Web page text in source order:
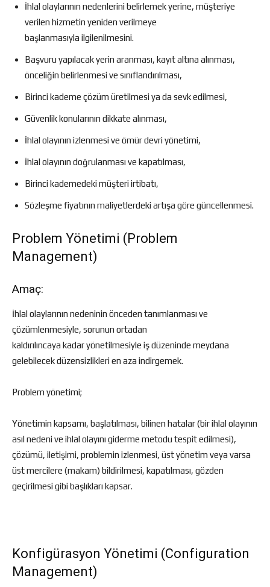
İhlal olaylarının nedenlerini belirlemek yerine, müşteriye
verilen hizmetin yeniden verilmeye
başlanmasıyla ilgilenilmesini.
Başvuru yapılacak yerin aranması, kayıt altına alınması,
önceliğin belirlenmesi ve sınıflandırılması,
Birinci kademe çözüm üretilmesi ya da sevk edilmesi,
Güvenlik konularının dikkate alınması,
İhlal olayının izlenmesi ve ömür devri yönetimi,
İhlal olayının doğrulanması ve kapatılması,
Birinci kademedeki müşteri irtibatı,
Sözleşme fiyatının maliyetlerdeki artışa göre güncellenmesi.
Problem Yönetimi (Problem
Management)
Amaç:
İhlal olaylarının nedeninin önceden tanımlanması ve
çözümlenmesiyle, sorunun ortadan
kaldırılıncaya kadar yönetilmesiyle iş düzeninde meydana
gelebilecek düzensizlikleri en aza indirgemek.
Problem yönetimi;
Yönetimin kapsamı, başlatılması, bilinen hatalar (bir ihlal olayının
asıl nedeni ve ihlal olayını giderme metodu tespit edilmesi),
çözümü, iletişimi, problemin izlenmesi, üst yönetim veya varsa
üst mercilere (makam) bildirilmesi, kapatılması, gözden
geçirilmesi gibi başlıkları kapsar.
Konfigürasyon Yönetimi (Configuration
Management)